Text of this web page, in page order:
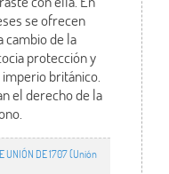
se ofrecen
cambio de la
protección y
británico.
el derecho de la
UNIÓN DE 1707 (Unión